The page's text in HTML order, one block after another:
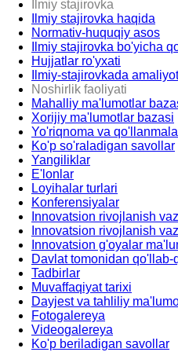
Ilmiy stajirovka
Ilmiy stajirovka haqida
Normativ-huquqiy asos
Ilmiy stajirovka bo'yicha
Hujjatlar ro'yxati
Ilmiy-stajirovkada
Noshirlik faoliyati
Mahalliy ma'lumotlar
Xorijiy ma'lumotlar bazasi
Yo'riqnoma va
Ko'p so'raladigan savollar
Yangiliklar
E'lonlar
Loyihalar turlari
Konferensiyalar
Innovatsion rivojlanish
Innovatsion rivojlanish
Innovatsion g'oyalar
Davlat tomonidan
Tadbirlar
Muvaffaqiyat tarixi
Dayjest va tahliliy
Fotogalereya
Videogalereya
Ko'p beriladigan savollar